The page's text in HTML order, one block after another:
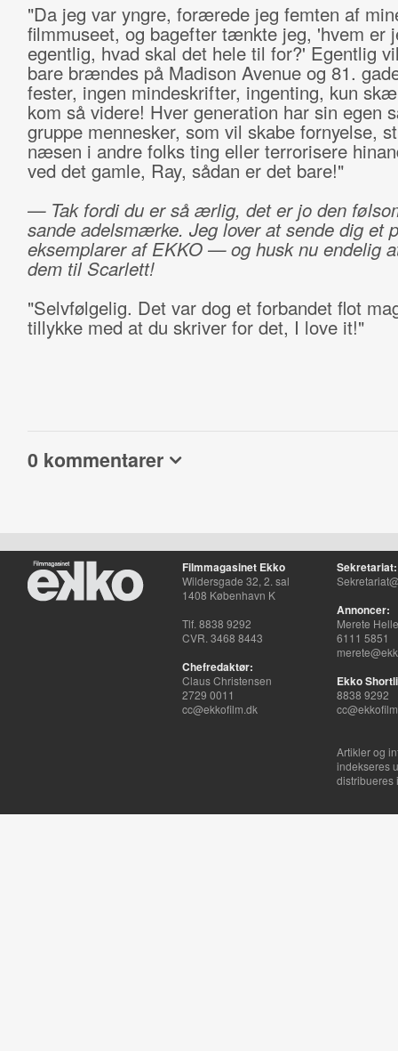
"Da jeg var yngre, forærede jeg femten af
filmmuseet, og bagefter tænkte jeg, 'hvem er
egentlig, hvad skal det hele til for?' Egentlig
bare brændes på Madison Avenue og 81.
fester, ingen mindeskrifter, ingenting, kun
kom så videre! Hver generation har sin egen
gruppe mennesker, som vil skabe fornyelse,
næsen i andre folks ting eller terrorisere
ved det gamle, Ray, sådan er det bare!"
— Tak fordi du er så ærlig, det er jo den
sande adelsmærke. Jeg lover at sende dig et
eksemplarer af EKKO — og husk nu endelig
dem til Scarlett!
"Selvfølgelig. Det var dog et forbandet flot
tillykke med at du skriver for det, I love it!"
0 kommentarer
Filmmagasinet Ekko
Wildersgade 32, 2. sal
1408 København K
Tlf. 8838 9292
CVR. 3468 8443
Chefredaktør:
Claus Christensen
2729 0011
cc@ekkofilm.dk
Sekretariat:
Annoncer:
Merete
6111 5851
Ekko
8838 9292
Artikler og
indekseres
distribueres